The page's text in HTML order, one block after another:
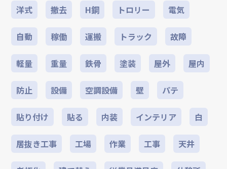
洋式 撤去 H鋼 トロリー 電気
自動 稼働 運搬 トラック 故障
軽量 重量 鉄骨 塗装 屋外 屋内
防止 設備 空調設備 壁 パテ
貼り付け 貼る 内装 インテリア 白
居抜き工事 工場 作業 工事 天井